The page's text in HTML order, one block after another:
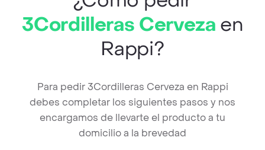
3Cordilleras Cerveza en
Rappi?
Para pedir 3Cordilleras Cerveza en Rappi
debes completar los siguientes pasos y nos
encargamos de llevarte el producto a tu
domicilio a la brevedad